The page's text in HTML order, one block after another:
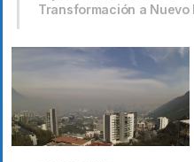
Transformación a Nuevo